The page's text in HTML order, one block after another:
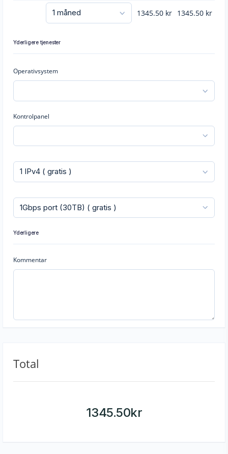
1345.50 kr 1345.50 kr
Yderligere tjenester
Operativsystem
Kontrolpanel
Yderligere
Kommentar
Total
1345.50kr